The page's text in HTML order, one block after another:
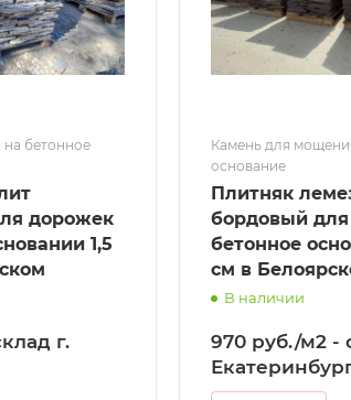
бетонное
дорожек
1,5
г.
Камень для
основание
Плитняк
бордовый
бетонное
см в
В наличии
970 руб./м2 -